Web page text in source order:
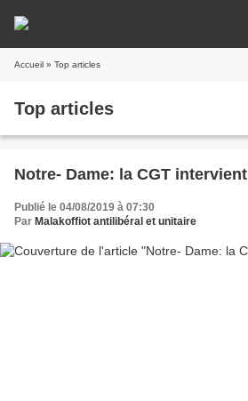
Accueil » Top articles
Top articles
Notre- Dame: la CGT intervient
Publié le 04/08/2019 à 07:30
Par Malakoffiot antilibéral et unitaire